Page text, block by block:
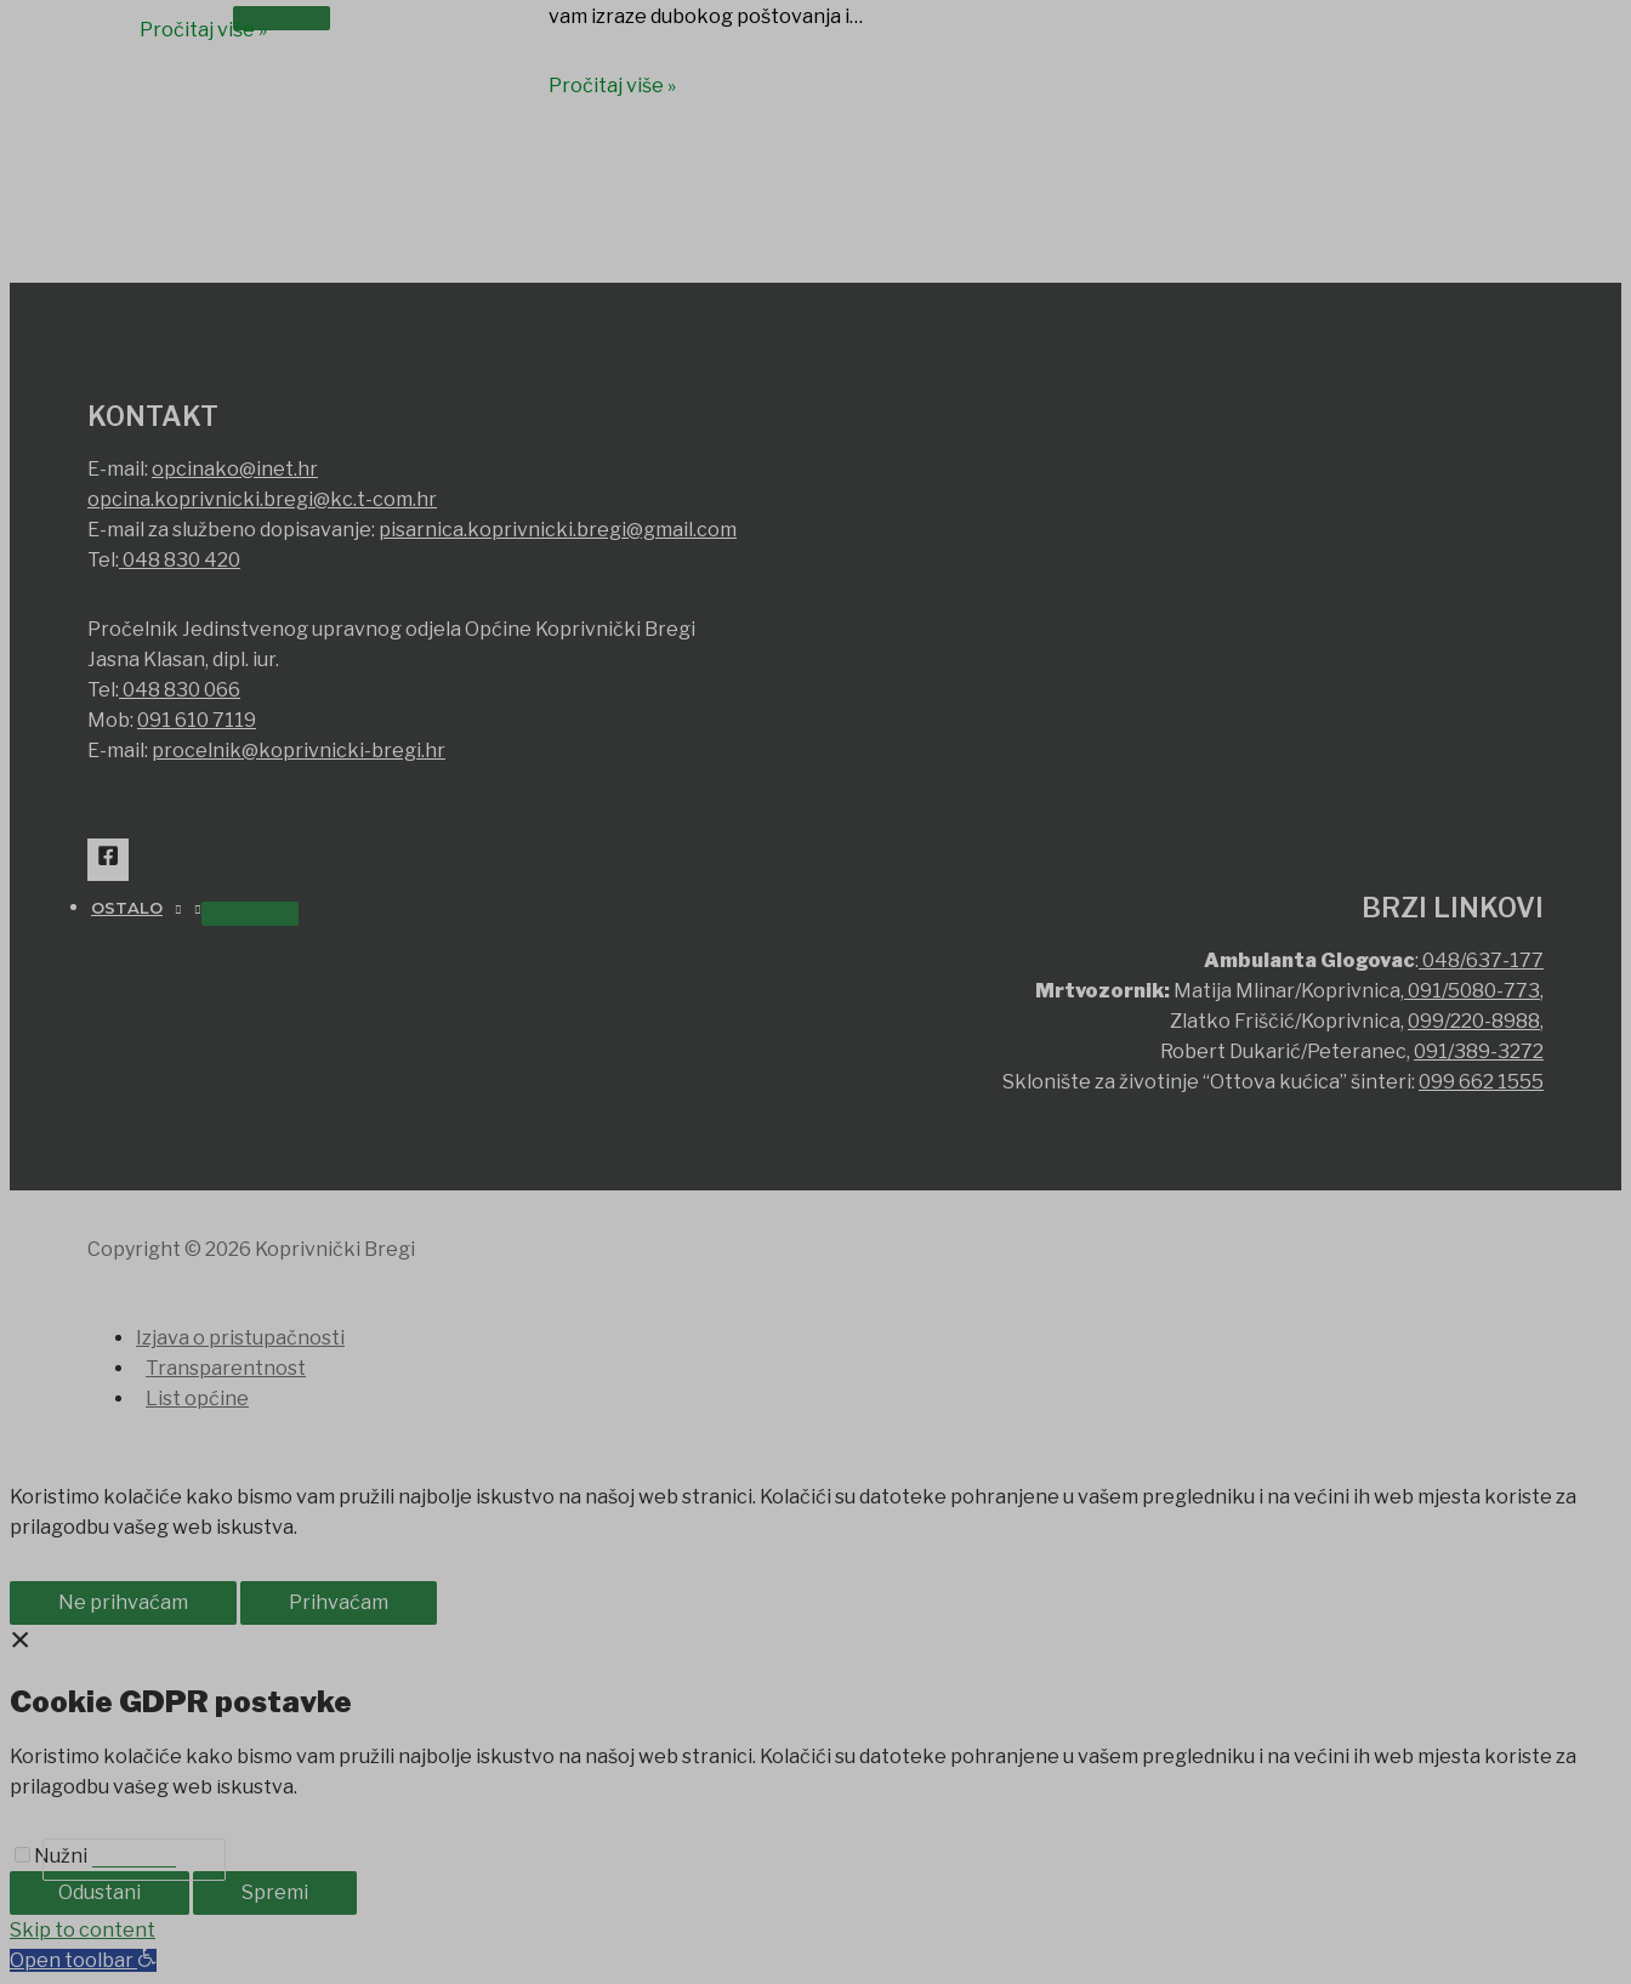
OSTALO
SAVJET MLADIH
Pročitaj više »
vam izraze dubokog poštovanja i…
Pročitaj više »
KONTAKT
E-mail: opcinako@inet.hr
opcina.koprivnicki.bregi@kc.t-com.hr
E-mail za službeno dopisavanje: pisarnica.koprivnicki.bregi@gmail.com
Tel: 048 830 420
Pročelnik Jedinstvenog upravnog odjela Općine Koprivnički Bregi
Jasna Klasan, dipl. iur.
Tel: 048 830 066
Mob: 091 610 7119
E-mail: procelnik@koprivnicki-bregi.hr
BRZI LINKOVI
Ambulanta Glogovac: 048/637-177
Mrtvozornik: Matija Mlinar/Koprivnica, 091/5080-773,
Zlatko Friščić/Koprivnica, 099/220-8988,
Robert Dukarić/Peteranec, 091/389-3272
Sklonište za životinje “Ottova kućica” šinteri: 099 662 1555
Copyright © 2026 Koprivnički Bregi
Izjava o pristupačnosti
Transparentnost
List općine
Koristimo kolačiće kako bismo vam pružili najbolje iskustvo na našoj web stranici. Kolačići su datoteke pohranjene u vašem pregledniku i na većini ih web mjesta koriste za
prilagodbu vašeg web iskustva.
Ne prihvaćam Prihvaćam
×
Cookie GDPR postavke
Koristimo kolačiće kako bismo vam pružili najbolje iskustvo na našoj web stranici. Kolačići su datoteke pohranjene u vašem pregledniku i na većini ih web mjesta koriste za
prilagodbu vašeg web iskustva.
Nužni
Odustani
Spremi
holiganbet
Skip to content
Open toolbar